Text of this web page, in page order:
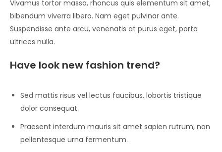
Vivamus tortor massa, rhoncus quis elementum sit amet,
bibendum viverra libero. Nam eget pulvinar ante.
Suspendisse ante arcu, venenatis at purus eget, porta
ultrices nulla.
Have look new fashion trend?
Sed mattis risus vel lectus faucibus, lobortis tristique
dolor consequat.
Praesent interdum mauris sit amet sapien rutrum, non
pellentesque urna fermentum.